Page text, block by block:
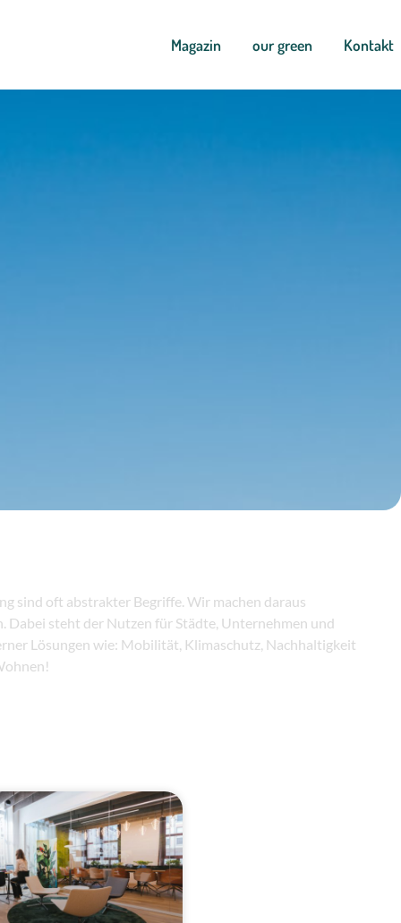
Magazin our green Kontakt
sind oft abstrakter Begriffe. Wir machen daraus
Dabei steht der Nutzen für Städte, Unternehmen und
Lösungen wie: Mobilität, Klimaschutz, Nachhaltigkeit